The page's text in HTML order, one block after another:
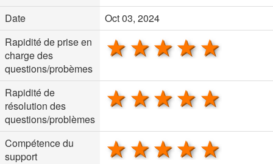
Date
Oct 03, 2024
Rapidité de prise en
charge des
questions/probèmes
4 stars
3 stars
2 stars
1 star
Rapidité de
résolution des
questions/problèmes
4 stars
3 stars
2 stars
1 star
Compétence du
support
4 stars
3 stars
2 stars
1 star